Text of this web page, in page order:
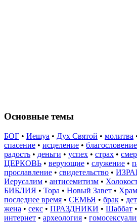
Основные темы
БОГ • Иешуа • Дух Святой • молитва
спасение • исцеление • благословение
радость • деньги • успех • страх •
ЦЕРКОВЬ • верующие • служение •
прославление • свидетельство •
Иерусалим • антисемитизм •
БИБЛИЯ • Тора • Новый Завет • Храм
последнее время • СЕМЬЯ • брак •
жена • секс • ПРАЗДНИКИ • Шаббат •
интернет • археология •